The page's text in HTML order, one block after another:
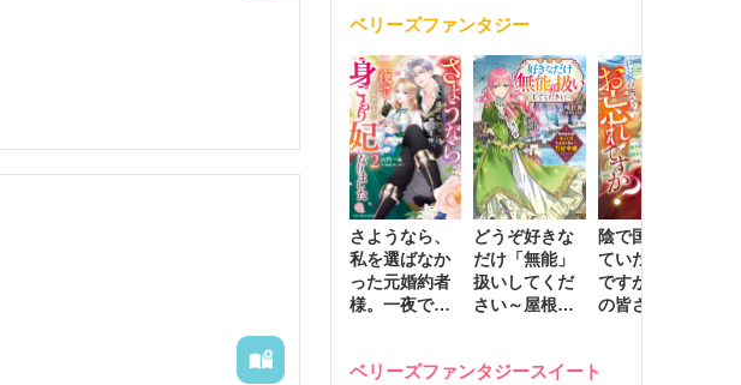
ベリーズファンタジー
さようなら、
私を選ばなか
った元婚約者
様。一夜で大
ました２
どうぞ好きな
だけ「無能」
扱いしてくだ
さい～屋根裏
動かす万能令
陰で国を支え
ていたのは私
ですが、王家
の皆さんお忘
れ才女の辺境
ベリーズファンタジースイート